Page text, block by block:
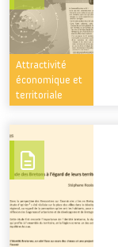
Attractivité
économique et
territoriale